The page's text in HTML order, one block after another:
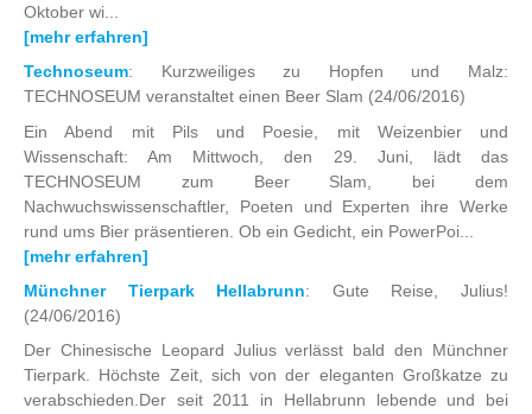
Oktober wi...
[mehr erfahren]
Technoseum: Kurzweiliges zu Hopfen und Malz:
TECHNOSEUM veranstaltet einen Beer Slam (24/06/2016)
Ein Abend mit Pils und Poesie, mit Weizenbier und
Wissenschaft: Am Mittwoch, den 29. Juni, lädt das
TECHNOSEUM zum Beer Slam, bei dem
Nachwuchswissenschaftler, Poeten und Experten ihre Werke
rund ums Bier präsentieren. Ob ein Gedicht, ein PowerPoi...
[mehr erfahren]
Münchner Tierpark Hellabrunn: Gute Reise, Julius!
(24/06/2016)
Der Chinesische Leopard Julius verlässt bald den Münchner
Tierpark. Höchste Zeit, sich von der eleganten Großkatze zu
verabschieden.Der seit 2011 in Hellabrunn lebende und bei